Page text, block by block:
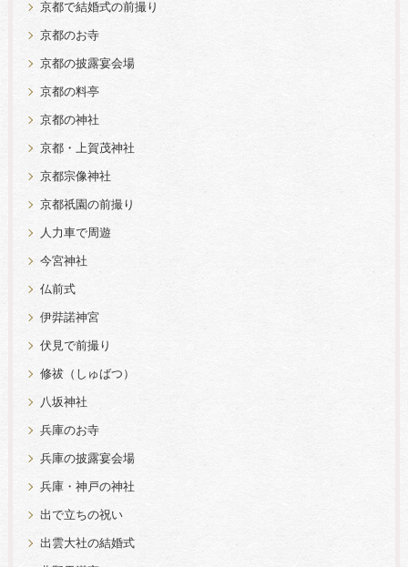
京都で結婚式の前撮り
京都のお寺
京都の披露宴会場
京都の料亭
京都の神社
京都・上賀茂神社
京都宗像神社
京都祇園の前撮り
人力車で周遊
今宮神社
仏前式
伊弉諾神宮
伏見で前撮り
修祓（しゅばつ）
八坂神社
兵庫のお寺
兵庫の披露宴会場
兵庫・神戸の神社
出で立ちの祝い
出雲大社の結婚式